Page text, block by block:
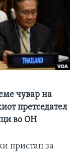
чувар на
претседател
во ОН
пристап за